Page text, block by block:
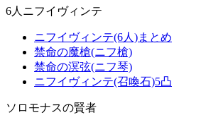
6人ニフイヴィンテ
ニフイヴィンテ(6人)まとめ
禁命の魔槍(ニフ槍)
禁命の溟弦(ニフ琴)
ニフイヴィンテ(召喚石)5凸
ソロモナスの賢者